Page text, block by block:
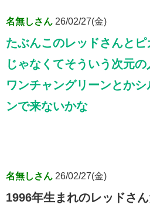
名無しさん 26/02/27(金)
たぶんこのレッドさんと
じゃなくてそういう次元の
ワンチャングリーンとか
ンで来ないかな
名無しさん 26/02/27(金)
1996年生まれのレッドさ